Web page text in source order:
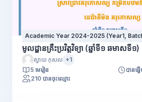
Academic Year 2024-2025 (Year1,
មូលដ្ឋានគ្រឹះប្រវិត្តវិទ្យា (ឆ្នាំទី១ ឆមាសទី១)
ស្វាយ កុសល +1
5 មេរៀន
បានធ្វ
210 បានចុះឈ្មោះ